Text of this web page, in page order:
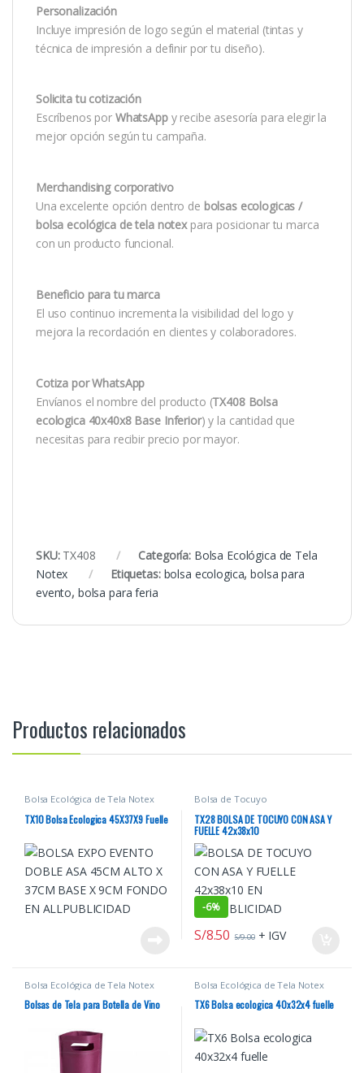
Personalización
Incluye impresión de logo según el material (tintas y
técnica de impresión a definir por tu diseño).
Solicita tu cotización
Escríbenos por WhatsAppy recibe asesoría para elegir la
mejor opción según tu campaña.
Merchandising corporativo
Una excelente opción dentro de bolsas ecologicas /
bolsa ecológica de tela notexpara posicionar tu marca
con un producto funcional.
Beneficio para tu marca
El uso continuo incrementa la visibilidad del logo y
mejora la recordación en clientes y colaboradores.
Cotiza por WhatsApp
Envíanos el nombre del producto (TX408 Bolsa
ecologica 40x40x8 Base Inferior) y la cantidad que
necesitas para recibir precio por mayor.
SKU: TX408 Categoría: Bolsa Ecológica de Tela
Notex
Etiquetas: bolsa ecologica,bolsa para
evento, bolsa para feria
Productos relacionados
Bolsa Ecológica de Tela Notex
TX10 Bolsa Ecologica 45X37X9 Fuelle
Bolsa de Tocuyo
TX28 BOLSA DE TOCUYO CON ASA Y
FUELLE 42x38x10
-6%
S/8.50 S/9.00 + IGV
Bolsa Ecológica de Tela Notex
Bolsas de Tela para Botella de Vino
Bolsa Ecológica de Tela Notex
TX6 Bolsa ecologica 40x32x4 fuelle